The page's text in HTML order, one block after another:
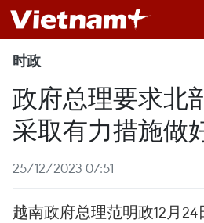
时政
政府总理要求北
采取有力措施做
25/12/2023 07:51
越南政府总理范明政12月24